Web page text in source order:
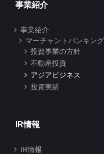
事業紹介
事業紹介
マーチャントバンキン
投資事業の方針
不動産投資
アジアビジネス
投資実績
IR情報
IR情報